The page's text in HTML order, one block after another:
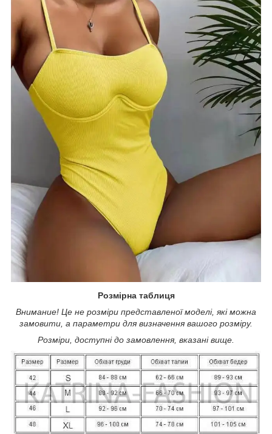
Розмірна таблиця
Внимание! Це не розміри представленої моделі, які можна
замовити, а параметри для визначення вашого розміру.
Розміри, доступні до замовлення, вказані вище.